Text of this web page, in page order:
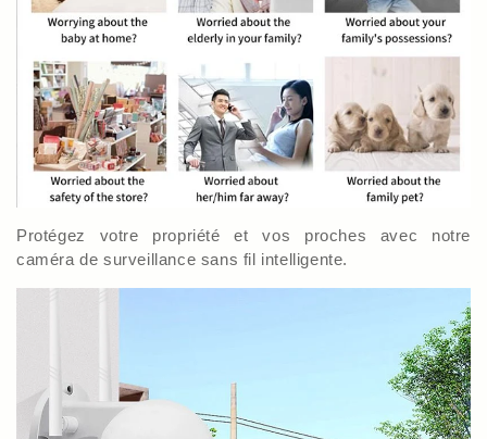
Protégez votre propriété et vos proches avec notre
caméra de surveillance sans fil intelligente.